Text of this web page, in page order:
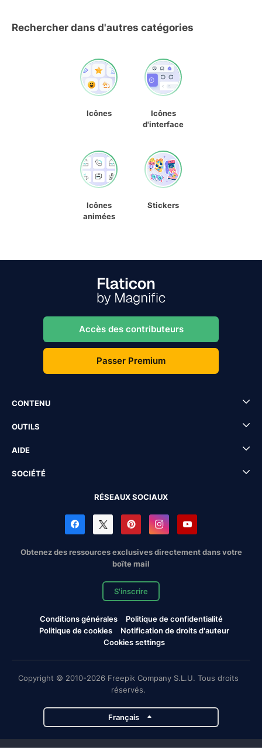
Rechercher dans d'autres catégories
Icônes
Icônes
d'interface
Icônes
animées
Stickers
Accès des contributeurs
Passer Premium
CONTENU
OUTILS
AIDE
SOCIÉTÉ
RÉSEAUX SOCIAUX
Obtenez des ressources exclusives directement dans votre
boîte mail
S'inscrire
Conditions générales
Politique de confidentialité
Politique de cookies
Notification de droits d'auteur
Cookies settings
Copyright © 2010-2026 Freepik Company S.L.U. Tous droits
réservés.
Français